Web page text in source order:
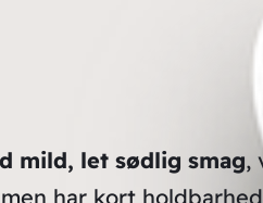
mild, let sødlig smag,
har kort